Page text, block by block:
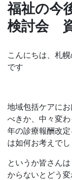
福祉の今
検討会
こんにちは、札
です
地域包括ケアに
べきか、中々変
年の診療報酬改
は如何お考えでし
というか皆さん
からないとどう